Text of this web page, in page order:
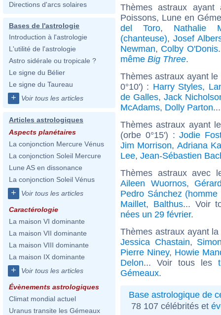
Directions d'arcs solaires
Bases de l'astrologie
Introduction à l'astrologie
L'utilité de l'astrologie
Astro sidérale ou tropicale ?
Le signe du Bélier
Le signe du Taureau
+ Voir tous les articles
Articles astrologiques
Aspects planétaires
La conjonction Mercure Vénus
La conjonction Soleil Mercure
Lune AS en dissonance
La conjonction Soleil Vénus
+ Voir tous les articles
Caractérologie
La maison VI dominante
La maison VII dominante
La maison VIII dominante
La maison IX dominante
+ Voir tous les articles
Évènements astrologiques
Climat mondial actuel
Uranus transite les Gémeaux
Thèmes astraux
Poissons, Lune en
del Toro, Nathalie
(chanteuse), Josef
Newman, Colby O'Donis
même Big Three.
Thèmes astraux ayant
0°10') : Harry Styles,
de Galles, Jack
McAdams, Dolly Parton
Thèmes astraux ayant
(orbe 0°15') :Jodie
Jim Morrison, Adriana
Lee, Jean-Sébastien
Thèmes astraux avec
Aileen Wuornos,
Pedro Sánchez (homme
Maillet, Balthus... Voir
nées un 29 février.
Thèmes astraux ayant
Jessica Chastain,
Pierre Niney, Howie
Delon... Voir tous les
Gémeaux.
Base astrologique de
78 107 célébrités et